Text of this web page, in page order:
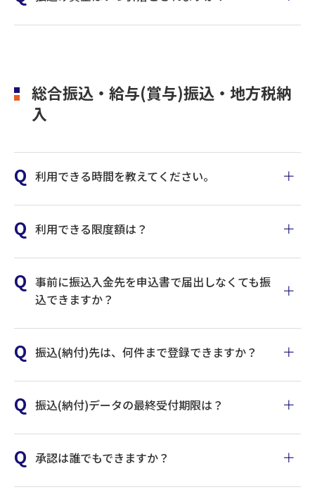
総合振込・給与(賞与)振込・地方税納
入
利用できる時間を教えてください。
利用できる限度額は？
事前に振込入金先を申込書で届出しなくても振
込できますか？
振込(納付)先は、何件まで登録できますか？
振込(納付)データの最終受付期限は？
承認は誰でもできますか？